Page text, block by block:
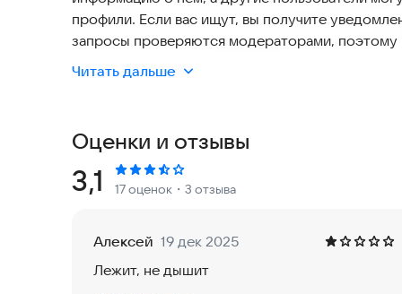
профили. Если вас ищут, вы получите
запросы проверяются модераторами,
задержкой. При создании запроса можно
фотографий.
2. Добавьте информацию: имя, возраст, город,
3. Ожидайте, пока модератор проверит ваш
4. Если вас ищут, вы получите уведомление и
Все запросы проверяются модераторами,
работает без необходимости постоянного
Читать дальше
Оценки и отзывы
Рейтинг:
3,1 17 оценок ・3 отзыва
Алексей 19 дек 2025
Лежит, не дышит